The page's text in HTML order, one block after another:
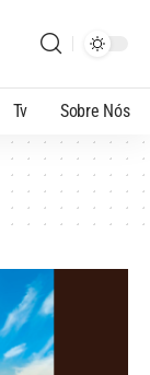
Tv Sobre Nós